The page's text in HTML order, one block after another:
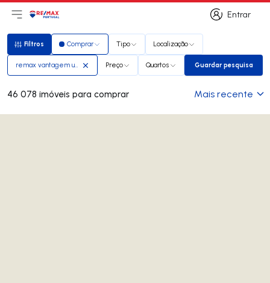
Entrar
Entrar
Abri menu principal
LogoIr para página inicial
Filtros
Filtros Comprar Tipo Localização
remax vantagem urban Preço Quartos Guardar
Guardar pesquisa
46 078 imóveis para comprar Mais recente